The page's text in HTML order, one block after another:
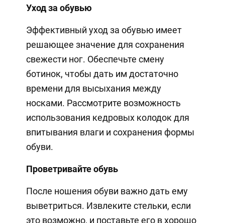
Уход за обувью
Эффективный уход за обувью имеет
решающее значение для сохранения
свежести ног. Обеспечьте смену
ботинок, чтобы дать им достаточно
времени для высыхания между
носками. Рассмотрите возможность
использования кедровых колодок для
впитывания влаги и сохранения формы
обуви.
Проветривайте обувь
После ношения обуви важно дать ему
выветриться. Извлеките стельки, если
это возможно, и поставьте его в хорошо